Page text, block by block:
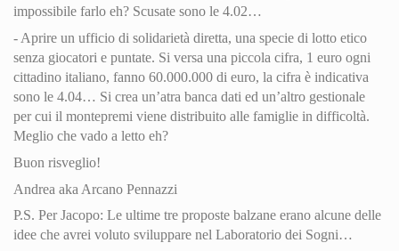
impossibile farlo eh? Scusate sono le 4.02…
- Aprire un ufficio di solidarietà diretta, una specie di lotto etico
senza giocatori e puntate. Si versa una piccola cifra, 1 euro ogni
cittadino italiano, fanno 60.000.000 di euro, la cifra è indicativa
sono le 4.04… Si crea un’atra banca dati ed un’altro gestionale
per cui il montepremi viene distribuito alle famiglie in difficoltà.
Meglio che vado a letto eh?
Buon risveglio!
Andrea aka Arcano Pennazzi
P.S. Per Jacopo: Le ultime tre proposte balzane erano alcune delle
idee che avrei voluto sviluppare nel Laboratorio dei Sogni…